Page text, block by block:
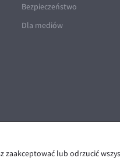
zaakceptować lub odrzucić
Bezpieczeństwo
Dla mediów